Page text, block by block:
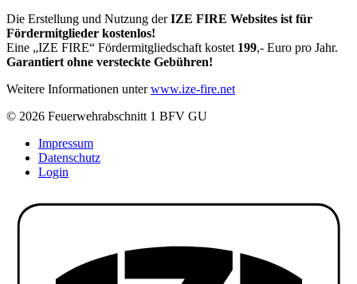
Die Erstellung und Nutzung derIZE FIRE Websites ist für
Fördermitglieder kostenlos!
Eine „IZE FIRE“ Fördermitgliedschaft kostet 199,- Euro pro Jahr.
Garantiert ohne versteckte Gebühren!
Weitere Informationen unterwww.ize-fire.net
© 2026 Feuerwehrabschnitt 1 BFV GU
Impressum
Datenschutz
Login